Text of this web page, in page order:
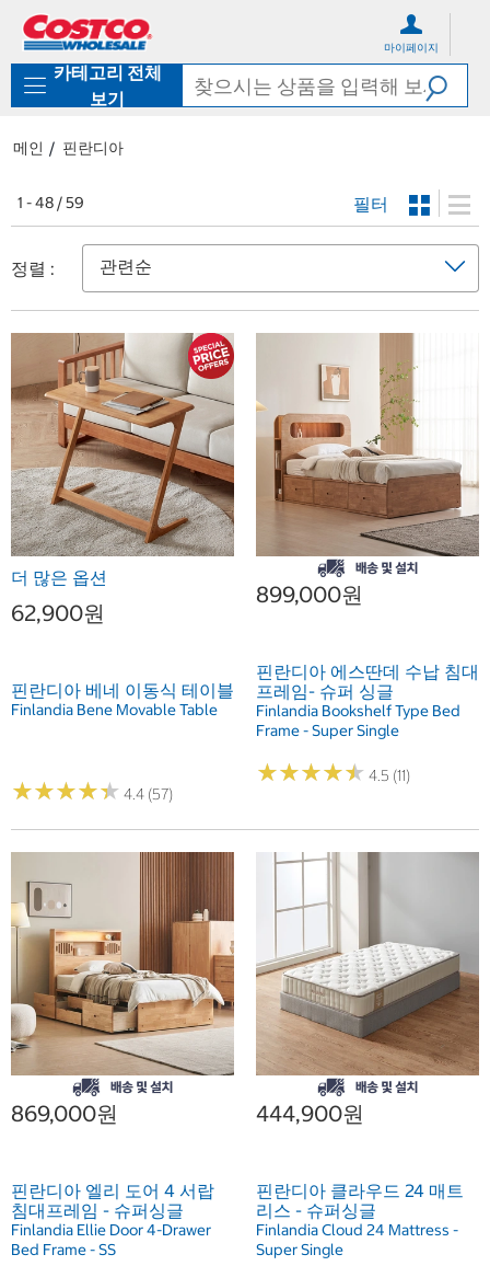
로
기
가
마이페이지
카테고리 전체
보기
메인 핀란디아
1 - 48 / 59 필터
정렬 :
더 많은 옵션
62,900원
핀란디아 베네 이동식 테이블
Finlandia Bene Movable Table
★★★★★
★★★★★ 4.4 (57)
899,000원
핀란디아 에스딴데 수납 침대
프레임- 슈퍼 싱글
Finlandia Bookshelf Type Bed
Frame - Super Single
★★★★★
★★★★★ 4.5 (11)
869,000원
핀란디아 엘리 도어 4 서랍
침대프레임 - 슈퍼싱글
Finlandia Ellie Door 4-Drawer
Bed Frame - SS
444,900원
핀란디아 클라우드 24 매트
리스 - 슈퍼싱글
Finlandia Cloud 24 Mattress -
Super Single